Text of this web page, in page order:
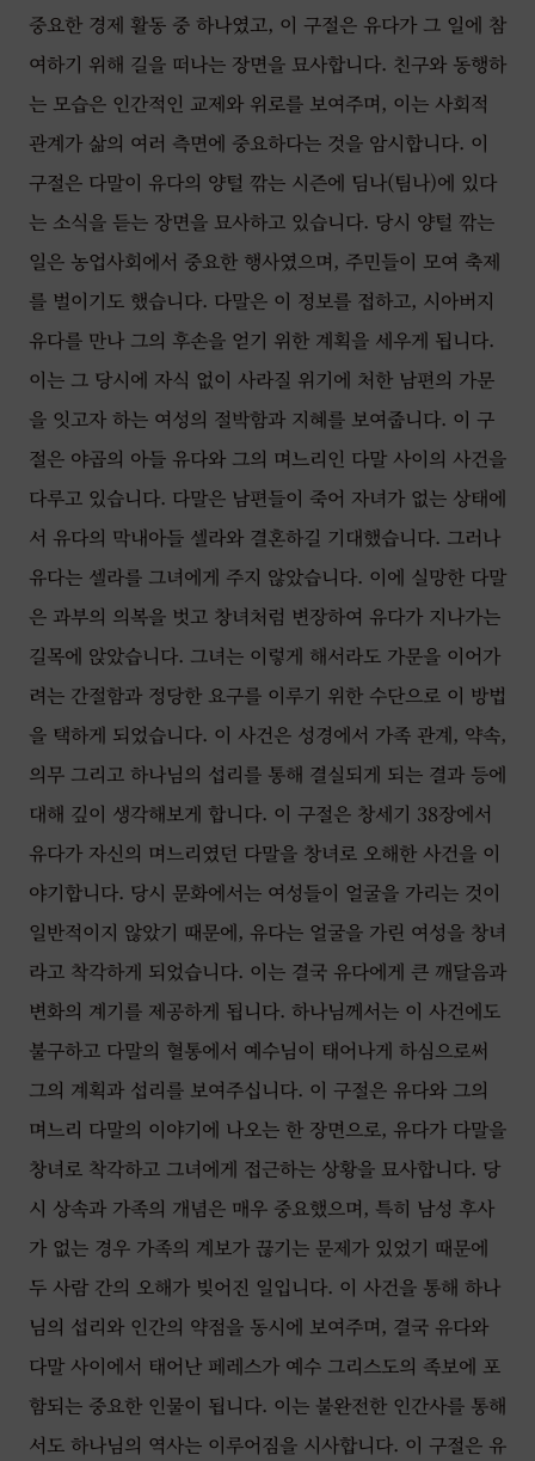
중요한 경제 활동 중 하나였고, 이 구절은 유다가 그 일에 참
여하기 위해 길을 떠나는 장면을 묘사합니다. 친구와 동행하
는 모습은 인간적인 교제와 위로를 보여주며, 이는 사회적
관계가 삶의 여러 측면에 중요하다는 것을 암시합니다. 이
구절은 다말이 유다의 양털 깎는 시즌에 딤나(팀나)에 있다
는 소식을 듣는 장면을 묘사하고 있습니다. 당시 양털 깎는
일은 농업사회에서 중요한 행사였으며, 주민들이 모여 축제
를 벌이기도 했습니다. 다말은 이 정보를 접하고, 시아버지
유다를 만나 그의 후손을 얻기 위한 계획을 세우게 됩니다.
이는 그 당시에 자식 없이 사라질 위기에 처한 남편의 가문
을 잇고자 하는 여성의 절박함과 지혜를 보여줍니다. 이 구
절은 야곱의 아들 유다와 그의 며느리인 다말 사이의 사건을
다루고 있습니다. 다말은 남편들이 죽어 자녀가 없는 상태에
서 유다의 막내아들 셀라와 결혼하길 기대했습니다. 그러나
유다는 셀라를 그녀에게 주지 않았습니다. 이에 실망한 다말
은 과부의 의복을 벗고 창녀처럼 변장하여 유다가 지나가는
길목에 앉았습니다. 그녀는 이렇게 해서라도 가문을 이어가
려는 간절함과 정당한 요구를 이루기 위한 수단으로 이 방법
을 택하게 되었습니다. 이 사건은 성경에서 가족 관계, 약속,
의무 그리고 하나님의 섭리를 통해 결실되게 되는 결과 등에
대해 깊이 생각해보게 합니다. 이 구절은 창세기 38장에서
유다가 자신의 며느리였던 다말을 창녀로 오해한 사건을 이
야기합니다. 당시 문화에서는 여성들이 얼굴을 가리는 것이
일반적이지 않았기 때문에, 유다는 얼굴을 가린 여성을 창녀
라고 착각하게 되었습니다. 이는 결국 유다에게 큰 깨달음과
변화의 계기를 제공하게 됩니다. 하나님께서는 이 사건에도
불구하고 다말의 혈통에서 예수님이 태어나게 하심으로써
그의 계획과 섭리를 보여주십니다. 이 구절은 유다와 그의
며느리 다말의 이야기에 나오는 한 장면으로, 유다가 다말을
창녀로 착각하고 그녀에게 접근하는 상황을 묘사합니다. 당
시 상속과 가족의 개념은 매우 중요했으며, 특히 남성 후사
가 없는 경우 가족의 계보가 끊기는 문제가 있었기 때문에
두 사람 간의 오해가 빚어진 일입니다. 이 사건을 통해 하나
님의 섭리와 인간의 약점을 동시에 보여주며, 결국 유다와
다말 사이에서 태어난 페레스가 예수 그리스도의 족보에 포
함되는 중요한 인물이 됩니다. 이는 불완전한 인간사를 통해
서도 하나님의 역사는 이루어짐을 시사합니다. 이 구절은 유